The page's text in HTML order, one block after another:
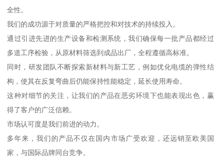
全性。
我们的成功源于对质量的严格把控和对技术的持续投入。
通过引进先进的生产设备和检测系统，我们确保每一批产品都经过
多道工序检验，从原材料筛选到成品出厂，全程遵循高标准。
同时，研发团队不断探索新材料与新工艺，例如优化电缆的弹性结
构，使其在反复弯曲后仍能保持性能稳定，延长使用寿命。
这种对细节的关注，让我们的产品在恶劣环境下也能表现出色，赢
得了客户的广泛信赖。
市场认可度是我们前进的动力。
多年来，我们的产品不仅在国内市场广受欢迎，还远销至欧美国
家，与国际品牌同台竞争。